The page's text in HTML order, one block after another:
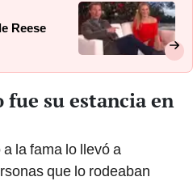
Reese
su estancia en
la fama lo llevó a
que lo rodeaban